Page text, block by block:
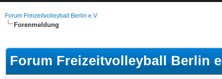
Forum Freizeitvolleyball Berlin e.V.
Forenmeldung
Forum Freizeitvolleyball Berlin